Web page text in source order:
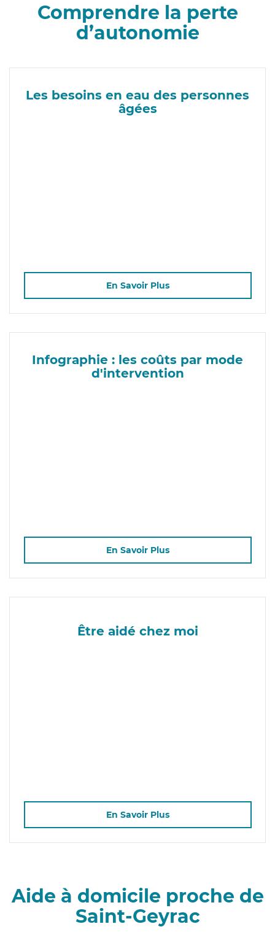
Comprendre la perte
d’autonomie
Les besoins en eau des personnes
âgées
En Savoir Plus
Infographie : les coûts par mode
d'intervention
En Savoir Plus
Être aidé chez moi
En Savoir Plus
Aide à domicile proche de
Saint-Geyrac